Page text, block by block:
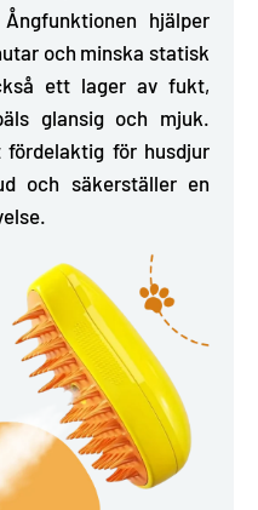
hjälper
och minska statisk
ett lager av fukt,
glansig och mjuk.
för husdjur
och säkerställer en